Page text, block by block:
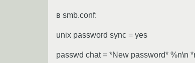
в smb.conf:
unix password sync = yes
passwd chat = *New password* %n\n